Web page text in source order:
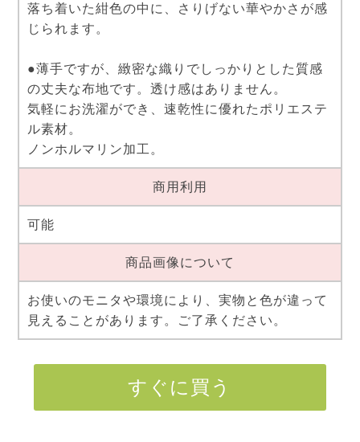
落ち着いた紺色の中に、さりげない華やかさが感
じられます。
●薄手ですが、緻密な織りでしっかりとした質感
の丈夫な布地です。透け感はありません。
気軽にお洗濯ができ、速乾性に優れたポリエステ
ル素材。
ノンホルマリン加工。
商用利用
可能
商品画像について
お使いのモニタや環境により、実物と色が違って
見えることがあります。ご了承ください。
すぐに買う